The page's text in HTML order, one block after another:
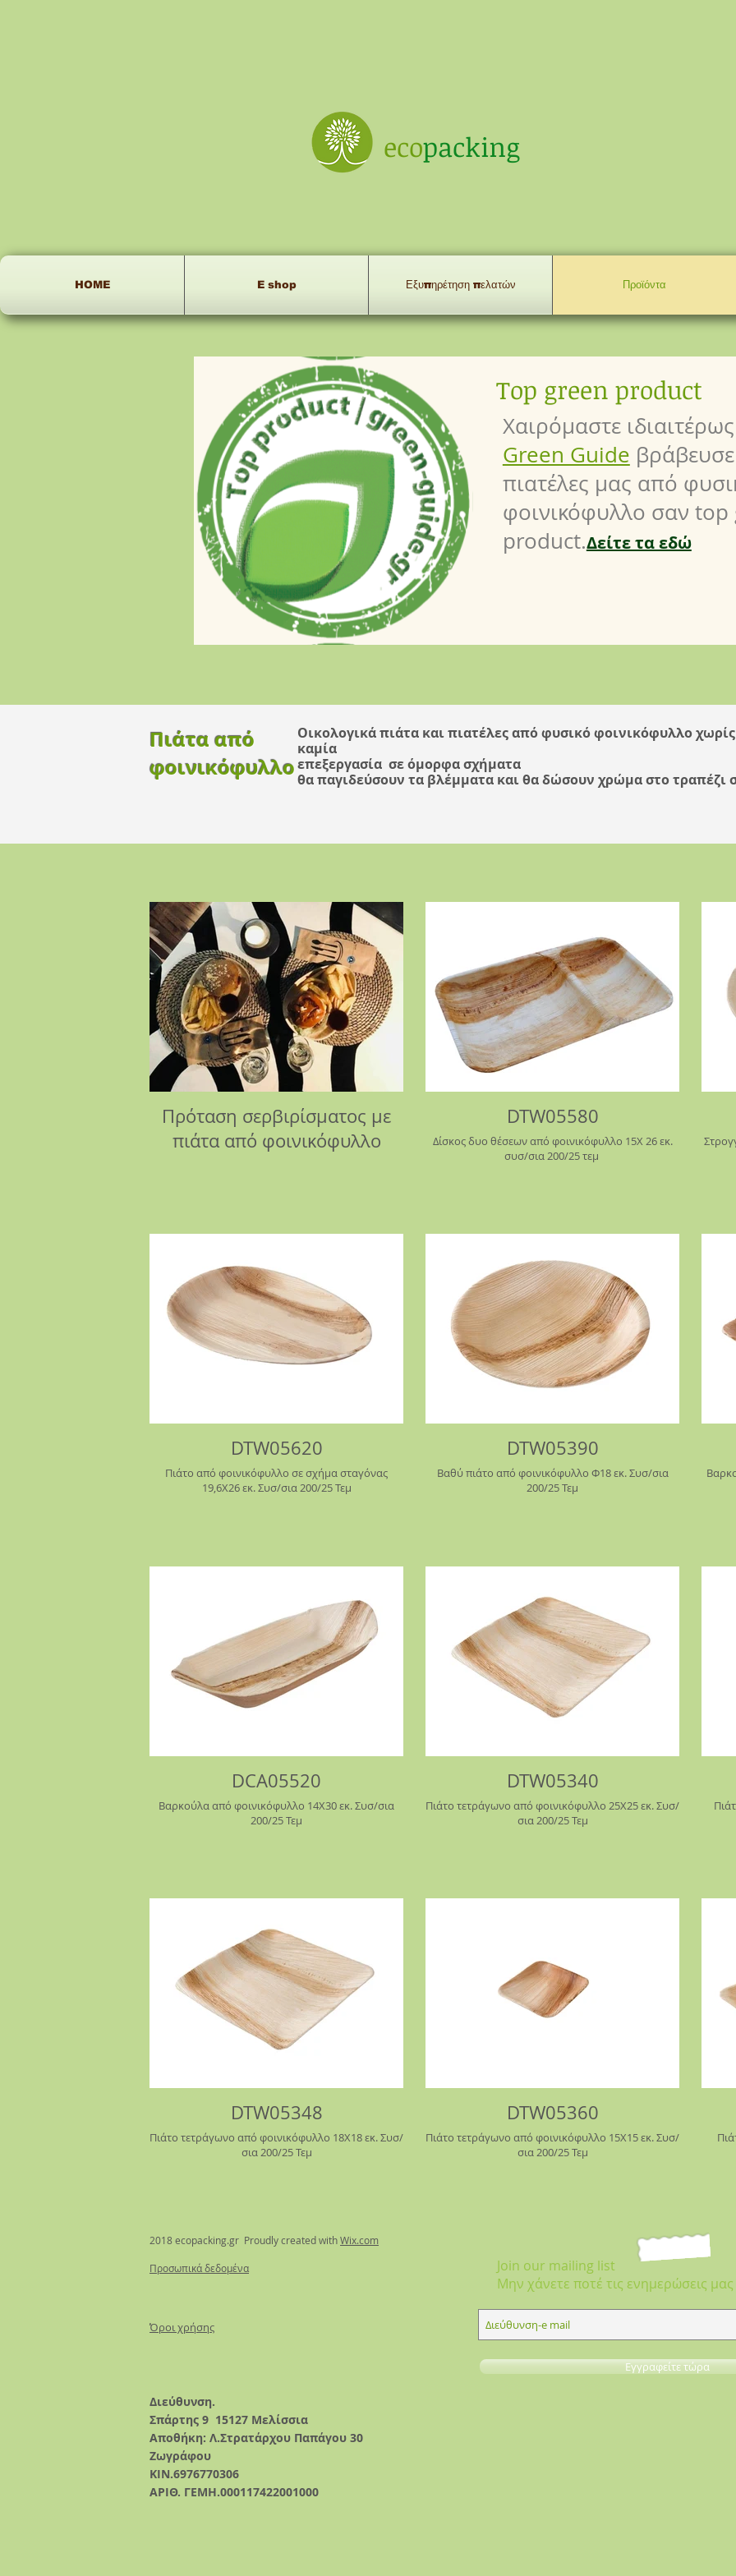
ecopacking
HOME E shop Εξυπηρέτηση πελατών Προϊόντα
Top green product
Χαιρόμαστε
Green Guide βράβευσε
πιατέλες μας από
φοινικόφυλλο σαν top
product.Δείτε τα εδώ
Πιάτα από
φοινικόφυλλο
Οικολογικά πιάτα και πιατέλες από φυσικό φοινικόφυλλο χωρίς
καμία
επεξεργασία σε όμορφα σχήματα
θα παγιδεύσουν τα βλέμματα και θα δώσουν χρώμα στο τραπέζι
Πρόταση σερβιρίσματος με
πιάτα από φοινικόφυλλο
DTW05580
Δίσκος δυο θέσεων από φοινικόφυλλο 15Χ 26 εκ.
συσ/σια 200/25 τεμ
DTW05620
Πιάτο από φοινικόφυλλο σε σχήμα σταγόνας
19,6Χ26 εκ. Συσ/σια 200/25 Τεμ
DTW05390
Βαθύ πιάτο από φοινικόφυλλο Φ18 εκ. Συσ/σια
200/25 Τεμ
DCA05520
Βαρκούλα από φοινικόφυλλο 14Χ30 εκ. Συσ/σια
200/25 Τεμ
DTW05340
Πιάτο τετράγωνο από φοινικόφυλλο 25Χ25 εκ. Συσ/
σια 200/25 Τεμ
DTW05348
Πιάτο τετράγωνο από φοινικόφυλλο 18Χ18 εκ. Συσ/
σια 200/25 Τεμ
DTW05360
Πιάτο τετράγωνο από φοινικόφυλλο 15Χ15 εκ. Συσ/
σια 200/25 Τεμ
2018 ecopacking.gr Proudly created withWix.com
Join our mailing list
Μην χάνετε ποτέ τις ενημερώσεις μας
Εγγραφείτε τώρα
Προσωπικά δεδομένα
Όροι χρήσης
Διεύθυνση.
Σπάρτης 9 15127 Μελίσσια
Αποθήκη: Λ.Στρατάρχου Παπάγου 30
Ζωγράφου
ΚΙΝ.6976770306
ΑΡΙΘ. ΓΕΜΗ.000117422001000